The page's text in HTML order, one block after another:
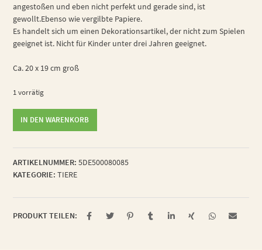
angestoßen und eben nicht perfekt und gerade sind, ist
gewollt.Ebenso wie vergilbte Papiere.
Es handelt sich um einen Dekorationsartikel, der nicht zum Spielen
geeignet ist. Nicht für Kinder unter drei Jahren geeignet.
Ca. 20 x 19 cm groß
1 vorrätig
IN DEN WARENKORB
ARTIKELNUMMER: 5DE500080085
KATEGORIE: TIERE
PRODUKT TEILEN: